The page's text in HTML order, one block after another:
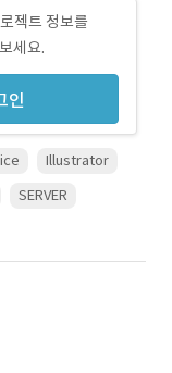
젝트 정보를
세요.
인
Illustrator
SERVER